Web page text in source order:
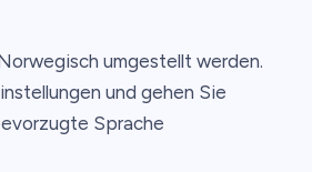
umgestellt werden.
und gehen Sie
Sprache